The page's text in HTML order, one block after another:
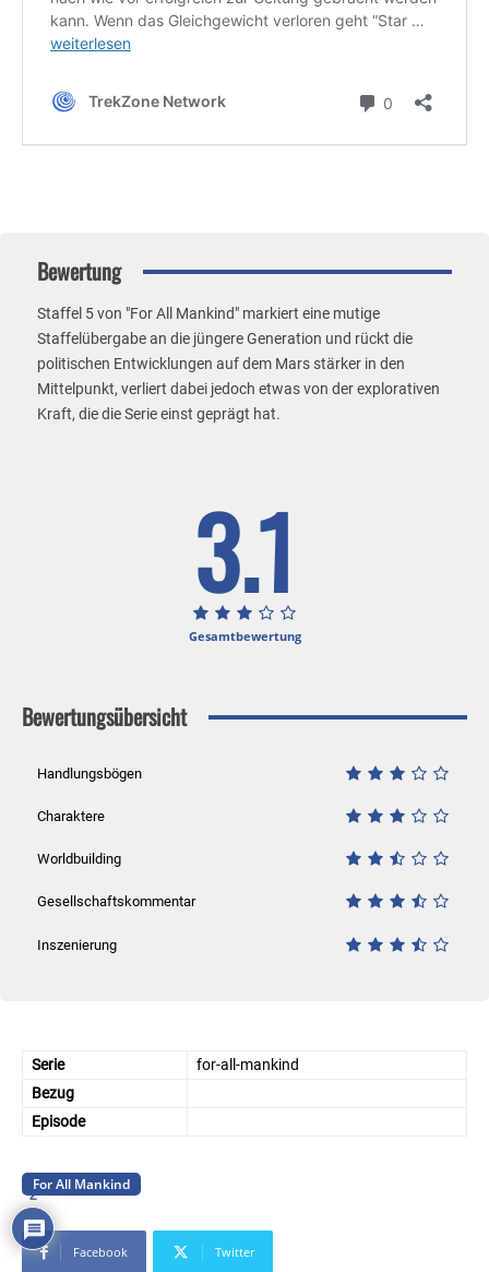
Bewertung
Staffel 5 von "For All Mankind" markiert eine mutige
Staffelübergabe an die jüngere Generation und rückt die
politischen Entwicklungen auf dem Mars stärker in den
Mittelpunkt, verliert dabei jedoch etwas von der explorativen
Kraft, die die Serie einst geprägt hat.
3.1
Gesamtbewertung
Bewertungsübersicht
Handlungsbögen
Charaktere
Worldbuilding
Gesellschaftskommentar
Inszenierung
Serie
for-all-mankind
Bezug
Episode
For All Mankind
Facebook Twitter
2